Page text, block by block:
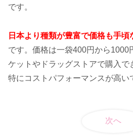
です。
日本より種類が豊富で価格も手
です。価格は一袋400円から1000
ケットやドラッグストアで購入で
特にコストパフォーマンスが高い
次へ